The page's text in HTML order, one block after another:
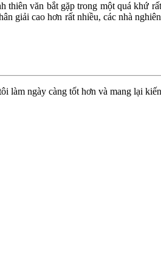
văn bắt gặp trong một quá khứ
giải cao hơn rất nhiều, các nhà
làm ngày càng tốt hơn và mang lại